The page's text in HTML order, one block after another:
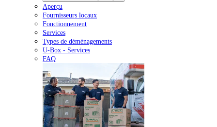
Aperçu
Fournisseurs locaux
Fonctionnement
Services
Types de déménagements
U-Box - Services
FAQ